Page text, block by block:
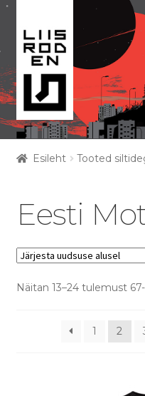
Liigu
navigeerimisele
Liigu
sisu
juurde
ART PRINDID
KOTID
EESTI MOTIIVID
Esileht Tooted
Eesti
Näitan 13–24 tulemust
1 2